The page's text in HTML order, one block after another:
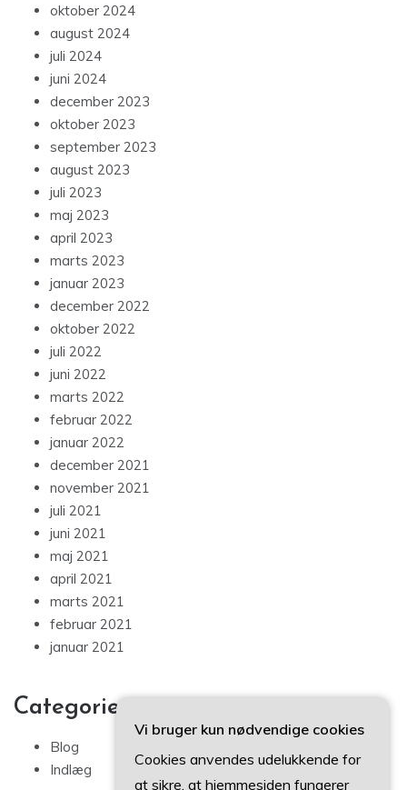
oktober 2024
august 2024
juli 2024
juni 2024
december 2023
oktober 2023
september 2023
august 2023
juli 2023
maj 2023
april 2023
marts 2023
januar 2023
december 2022
oktober 2022
juli 2022
juni 2022
marts 2022
februar 2022
januar 2022
december 2021
november 2021
juli 2021
juni 2021
maj 2021
april 2021
marts 2021
februar 2021
januar 2021
Categories
Blog
Indlæg
Vi bruger kun nødvendige cookies
Cookies anvendes udelukkende for
at sikre, at hjemmesiden fungerer